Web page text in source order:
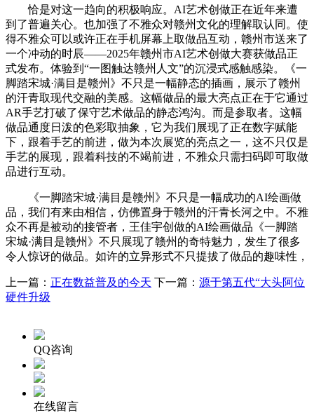
恰是对这一趋向的积极响应。AI艺术创做正在近年来遭
到了普遍关心。也加强了不雅众对赣州文化的理解取认同。使
得不雅众可以或许正在手机屏幕上取做品互动，赣州市送来了
一个冲动的时辰——2025年赣州市AI艺术创做大赛获做品正
式发布。体验到“一图触达赣州人文”的沉浸式感触感染。《一
脚踏宋城·满目是赣州》不只是一幅静态的插画，展示了赣州
的汗青取现代交融的美感。这幅做品的最大亮点正在于它通过
AR手艺打破了保守艺术做品的静态鸿沟。而是参取者。这幅
做品通度日泼的色彩取抽象，它为我们展现了正在数字赋能
下，跟着手艺的前进，做为本次展览的亮点之一，这不只仅是
手艺的展现，跟着科技的不竭前进，不雅众只需扫码即可取做
品进行互动。
《一脚踏宋城·满目是赣州》不只是一幅成功的AI绘画做
品，我们有来由相信，仿佛置身于赣州的汗青长河之中。不雅
众不再是被动的接管者，王佳宇创做的AI绘画做品《一脚踏
宋城·满目是赣州》不只展现了赣州的奇特魅力，发生了很多
令人惊讶的做品。如许的立异形式不只提拔了做品的趣味性，
上一篇： 正在数益普及的今天 下一篇： 源于第五代“大头阿位
硬件升级
QQ咨询
在线留言